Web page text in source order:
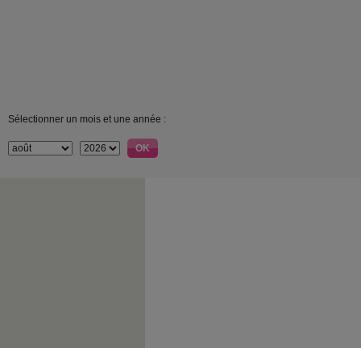
Sélectionner un mois et une année :